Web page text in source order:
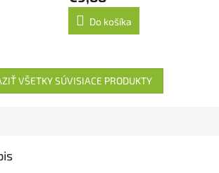
Do košíka
VŠETKY SÚVISIACE PRODUKTY